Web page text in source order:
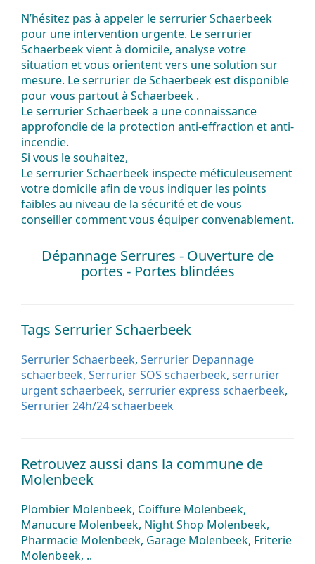
N’hésitez pas à appeler leserrurierSchaerbeek
pour une intervention urgente. Leserrurier
Schaerbeekvient à domicile, analysevotre
situation et vous orientent vers unesolution sur
mesure. Le serrurier de Schaerbeek estdisponible
pour vous partout à Schaerbeek .
Le serrurier Schaerbeek a uneconnaissance
approfondie de la protection anti-effraction etanti-
incendie.
Si vous le souhaitez,
Le serrurier Schaerbeek inspecte méticuleusement
votre domicile afin de vous indiquer les points
faibles au niveau de la sécuritéet de vous
conseillercomment vous équiperconvenablement.
Dépannage Serrures - Ouverture de
portes - Portes blindées
Tags Serrurier Schaerbeek
Serrurier Schaerbeek, Serrurier Depannage
schaerbeek, Serrurier SOS schaerbeek, serrurier
urgent schaerbeek, serrurier express schaerbeek,
Serrurier 24h/24 schaerbeek
Retrouvez aussi dans la commune de
Molenbeek
Plombier Molenbeek, Coiffure Molenbeek,
Manucure Molenbeek, Night Shop Molenbeek,
Pharmacie Molenbeek, Garage Molenbeek, Friterie
Molenbeek, ..